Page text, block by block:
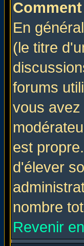
En
(le titre
forums
vous
est
d'élever
nombre
Revenir